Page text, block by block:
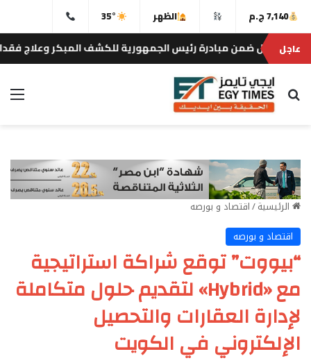
7,140 ج.م الظهر
35°
عاجل
بحث عن
الرئيسية/اقتصاد و بورصه
اقتصاد و بورصه
“بيووت” توقع شراكة استراتيجية
مع «Hybrid» لتقديم حلول متكاملة
لإدارة العقارات والتحصيل
الإلكتروني في الكويت